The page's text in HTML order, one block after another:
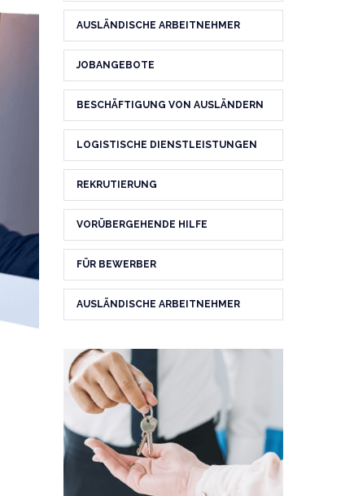
AUSLÄNDISCHE ARBEITNEHMER
JOBANGEBOTE
BESCHÄFTIGUNG VON AUSLÄNDERN
LOGISTISCHE DIENSTLEISTUNGEN
REKRUTIERUNG
VORÜBERGEHENDE HILFE
FÜR BEWERBER
AUSLÄNDISCHE ARBEITNEHMER